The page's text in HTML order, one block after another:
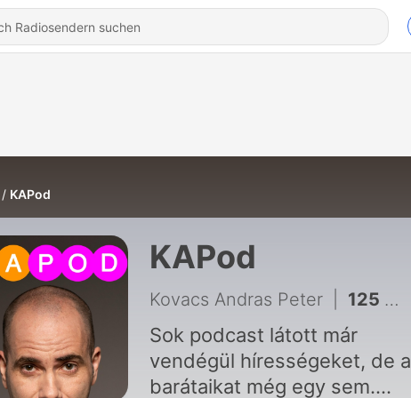
KAPod
KAPod
Kovacs Andras Peter 125 - KAPóra - Fluor & Diaz
Sok podcast látott már
vendégül hírességeket, de a
barátaikat még egy sem.